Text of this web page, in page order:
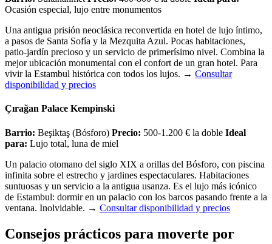
Ocasión especial, lujo entre monumentos
Una antigua prisión neoclásica reconvertida en hotel de lujo íntimo,
a pasos de Santa Sofía y la Mezquita Azul. Pocas habitaciones,
patio-jardín precioso y un servicio de primerísimo nivel. Combina la
mejor ubicación monumental con el confort de un gran hotel. Para
vivir la Estambul histórica con todos los lujos. → Consultar
disponibilidad y precios
Çırağan Palace Kempinski
Barrio: Beşiktaş (Bósforo) Precio: 500-1.200 € la doble Ideal
para: Lujo total, luna de miel
Un palacio otomano del siglo XIX a orillas del Bósforo, con piscina
infinita sobre el estrecho y jardines espectaculares. Habitaciones
suntuosas y un servicio a la antigua usanza. Es el lujo más icónico
de Estambul: dormir en un palacio con los barcos pasando frente a la
ventana. Inolvidable. → Consultar disponibilidad y precios
Consejos prácticos para moverte por